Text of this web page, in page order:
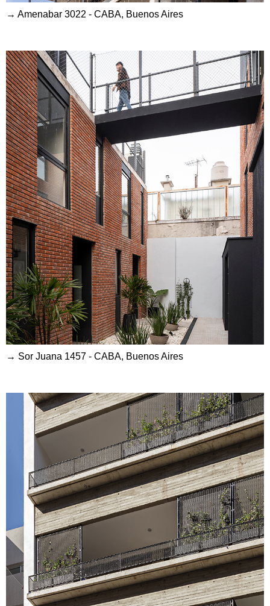
→ Amenabar 3022 - CABA, Buenos Aires
→ Sor Juana 1457 - CABA, Buenos Aires